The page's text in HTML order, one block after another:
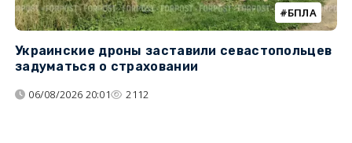
БПЛА
Украинские дроны заставили севастопольцев
задуматься о страховании
06/08/2026 20:01 2112